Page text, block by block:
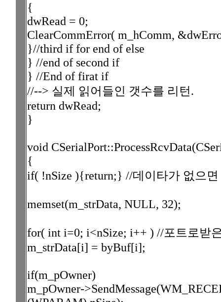
{
dwRead = 0;
ClearCommError( m_hComm,
}//third if for end of else
} //end of second if
} //End of firat if
//--> 실제 읽어들인 갯수를 리턴.
return dwRead;
}
void
{
if( !nSize ){return;} //데이타가 없으면
memset(m_strData, NULL, 32);
for( int i=0; i<nSize; i++ ) //포트로받
m_strData[i] = byBuf[i];
if(m_pOwner)
m_pOwner-